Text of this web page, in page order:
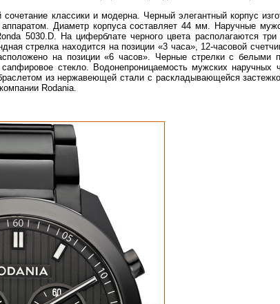
классики и модерна. Черный элегантный корпус
аппаратом. Диаметр корпуса составляет 44 мм. Наручные
5030.D. На циферблате черного цвета располагаются три
стрелка находится на позиции «3 часа», 12-часовой
на позиции «6 часов». Черные стрелки с белыми
стекло. Водонепроницаемость мужских наручных
из нержавеющей стали с раскладывающейся
Rodania.